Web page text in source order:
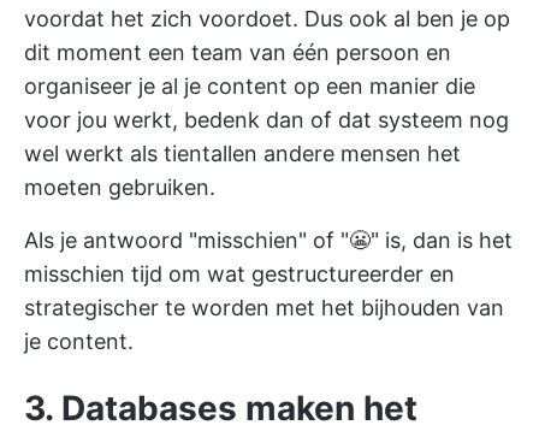
voordat het zich voordoet. Dus ook al ben je op
dit moment een team van één persoon en
organiseer je al je content op een manier die
voor jou werkt, bedenk dan of dat systeem nog
wel werkt als tientallen andere mensen het
moeten gebruiken.
Als je antwoord "misschien" of "😬" is, dan is het
misschien tijd om wat gestructureerder en
strategischer te worden met het bijhouden van
je content.
3. Databases maken het